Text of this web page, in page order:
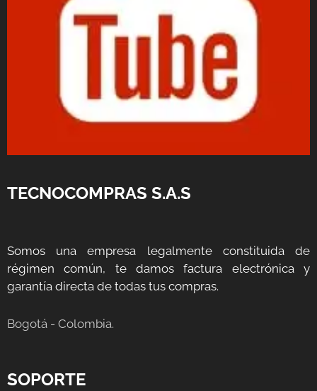
TECNOCOMPRAS S.A.S
Somos una empresa legalmente constituida de
régimen común, te damos factura electrónica y
garantía directa de todas tus compras.
Bogotá - Colombia.
SOPORTE